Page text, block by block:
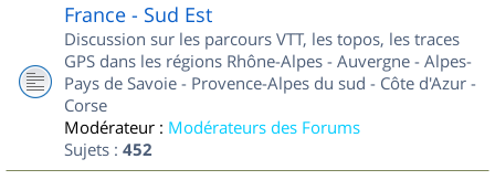
France - Sud Est
Discussion sur les parcours VTT, les topos, les traces
GPS dans les régions Rhône-Alpes - Auvergne - Alpes-
Pays de Savoie - Provence-Alpes du sud - Côte d'Azur -
Corse
Modérateur : Modérateurs des Forums
Sujets : 452